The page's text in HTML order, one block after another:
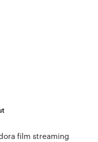
film streaming